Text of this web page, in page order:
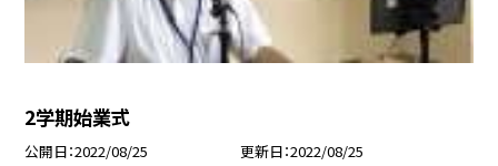
2学期始業式
公開日 2022/08/25 更新日 2022/08/25